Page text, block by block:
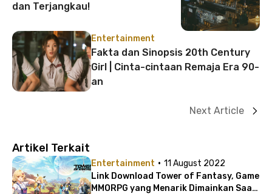
dan Terjangkau!
Entertainment
Fakta dan Sinopsis 20th Century
Girl | Cinta-cintaan Remaja Era 90-
an
Next Article
Artikel Terkait
Entertainment · 11 August 2022
Link Download Tower of Fantasy, Game
MMORPG yang Menarik Dimainkan Saat